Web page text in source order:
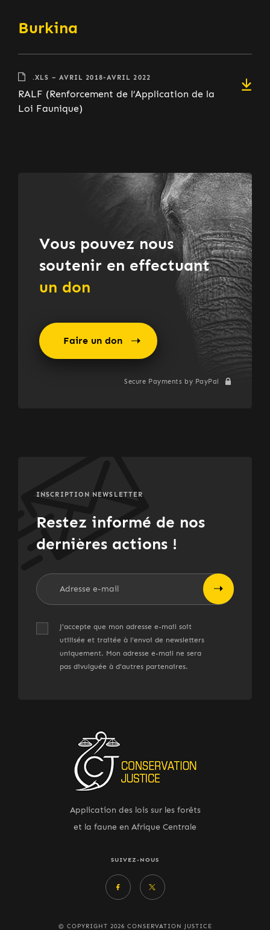
Burkina
.XLS – AVRIL 2018-AVRIL 2022
RALF (Renforcement de l’Application de la
Loi Faunique)
Vous pouvez nous
soutenir en effectuant
un don
Faire un don
Secure Payments by PayPal
INSCRIPTION NEWSLETTER
Restez informé de nos
dernières actions !
J'accepte que mon adresse e-mail soit
utilisée et traitée à l'envoi de newsletters
uniquement. Mon adresse e-mail ne sera
pas divulguée à d'autres partenaires.
Application des lois sur les forêts
et la faune en Afrique Centrale
© COPYRIGHT 2026 CONSERVATION JUSTICE
SUIVEZ-NOUS